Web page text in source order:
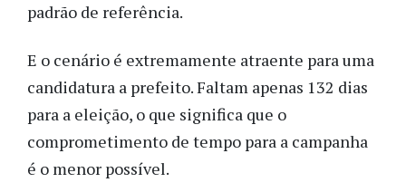
padrão de referência.
E o cenário é extremamente atraente para uma
candidatura a prefeito. Faltam apenas 132 dias
para a eleição, o que significa que o
comprometimento de tempo para a campanha
é o menor possível.